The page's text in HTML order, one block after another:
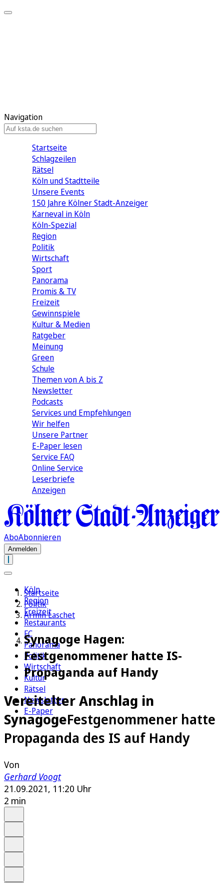
Navigation
Startseite
Schlagzeilen
Rätsel
Köln und Stadtteile
Unsere Events
150 Jahre Kölner Stadt-Anzeiger
Karneval in Köln
Köln-Spezial
Region
Politik
Wirtschaft
Sport
Panorama
Promis & TV
Freizeit
Gewinnspiele
Kultur & Medien
Ratgeber
Meinung
Green
Schule
Themen von A bis Z
Newsletter
Podcasts
Services und Empfehlungen
Wir helfen
Unsere Partner
E-Paper lesen
Service FAQ
Online Service
Leserbriefe
Anzeigen
AboAbonnieren
Anmelden
Köln
Region
Freizeit
Restaurants
FC
Panorama
Politik
Wirtschaft
Kultur
Rätsel
Newsletter
E-Paper
Startseite
Politik
Armin Laschet
Synagoge Hagen:
Festgenommener hatte IS-
Propaganda auf Handy
Vereitelter Anschlag in
SynagogeFestgenommener hatte
Propaganda des IS auf Handy
Von
Gerhard Voogt
21.09.2021, 11:20 Uhr
2 min